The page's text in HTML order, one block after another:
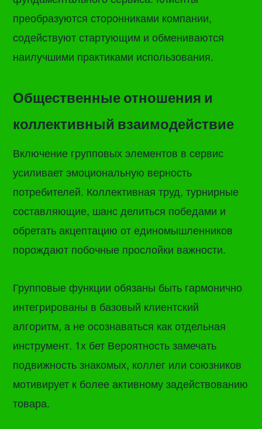
преобразуются сторонниками компании,
содействуют стартующим и обмениваются
наилучшими практиками использования.
Общественные отношения и
коллективный взаимодействие
Включение групповых элементов в сервис
усиливает эмоциональную верность
потребителей. Коллективная труд, турнирные
составляющие, шанс делиться победами и
обретать акцептацию от единомышленников
порождают побочные прослойки важности.
Групповые функции обязаны быть гармонично
интегрированы в базовый клиентский
алгоритм, а не осознаваться как отдельная
инструмент. 1х бет Вероятность замечать
подвижность знакомых, коллег или союзников
мотивирует к более активному задействованию
товара.